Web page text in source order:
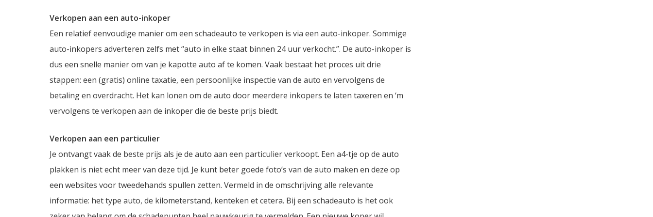
Verkopen aan een auto-inkoper
Een relatief eenvoudige manier om een schadeauto te verkopen is via een auto-inkoper. Sommige
auto-inkopers adverteren zelfs met “auto in elke staat binnen 24 uur verkocht.”. De auto-inkoper is
dus een snelle manier om van je kapotte auto af te komen. Vaak bestaat het proces uit drie
stappen: een (gratis) online taxatie, een persoonlijke inspectie van de auto en vervolgens de
betaling en overdracht. Het kan lonen om de auto door meerdere inkopers te laten taxeren en ‘m
vervolgens te verkopen aan de inkoper die de beste prijs biedt.
Verkopen aan een particulier
Je ontvangt vaak de beste prijs als je de auto aan een particulier verkoopt. Een a4-tje op de auto
plakken is niet echt meer van deze tijd. Je kunt beter goede foto’s van de auto maken en deze op
een websites voor tweedehands spullen zetten. Vermeld in de omschrijving alle relevante
informatie: het type auto, de kilometerstand, kenteken et cetera. Bij een schadeauto is het ook